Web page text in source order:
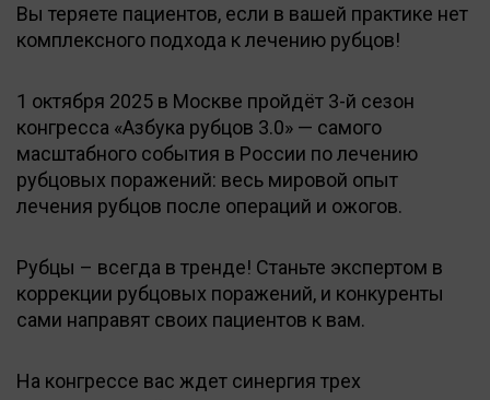
Вы теряете пациентов, если в вашей практике нет
комплексного подхода к лечению рубцов!
1 октября 2025 в Москве пройдёт 3-й сезон
конгресса «Азбука рубцов 3.0» — самого
масштабного события в России по лечению
рубцовых поражений: весь мировой опыт
лечения рубцов после операций и ожогов.
Рубцы – всегда в тренде! Станьте экспертом в
коррекции рубцовых поражений, и конкуренты
сами направят своих пациентов к вам.
На конгрессе вас ждет синергия трех